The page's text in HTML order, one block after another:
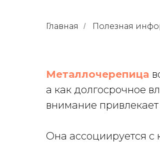
Главная / Полезная
Металлочерепица
а как долгосрочное
внимание
Она ассоциируется